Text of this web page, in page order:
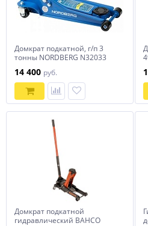
Домкрат подкатной, г/п 3
тонны NORDBERG N32033
14 400 руб.
Домкрат подкатной
гидравлический BAHCO